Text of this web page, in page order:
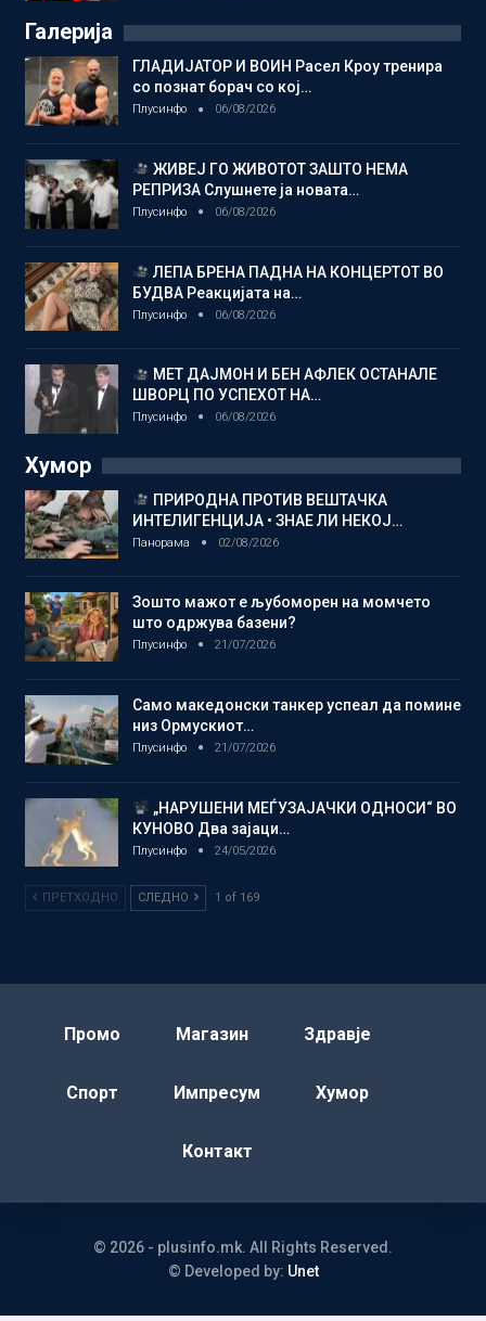
Галерија
ГЛАДИЈАТОР И ВОИН Расел Кроу тренира
со познат борач со кој…
Плусинфо 06/08/2026
ЖИВЕЈ ГО ЖИВОТОТ ЗАШТО НЕМА
РЕПРИЗА Слушнете ја новата…
Плусинфо 06/08/2026
ЛЕПА БРЕНА ПАДНА НА КОНЦЕРТОТ ВО
БУДВА Реакцијата на…
Плусинфо 06/08/2026
МЕТ ДАЈМОН И БЕН АФЛЕК ОСТАНАЛЕ
ШВОРЦ ПО УСПЕХОТ НА…
Плусинфо 06/08/2026
Хумор
ПРИРОДНА ПРОТИВ ВЕШТАЧКА
ИНТЕЛИГЕНЦИЈА • ЗНАЕ ЛИ НЕКОЈ…
Панорама 02/08/2026
Зошто мажот е љубоморен на момчето
што одржува базени?
Плусинфо 21/07/2026
Само македонски танкер успеал да помине
низ Ормускиот…
Плусинфо 21/07/2026
„НАРУШЕНИ МЕЃУЗАЈАЧКИ ОДНОСИ“ ВО
КУНОВО Два зајаци…
Плусинфо 24/05/2026
ПРЕТХОДНО СЛЕДНО 1 of 169
Промо Магазин Здравје
Спорт Импресум Хумор
Контакт
© 2026 - plusinfo.mk. All Rights Reserved.
© Developed by: Unet